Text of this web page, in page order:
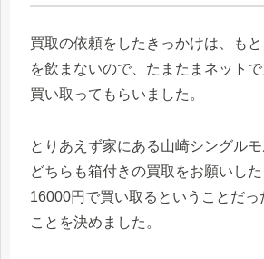
買取の依頼をしたきっかけは、も
を飲まないので、たまたまネット
買い取ってもらいました。
とりあえず家にある山崎シングル
どちらも箱付きの買取をお願いし
16000円で買い取るということだっ
ことを決めました。